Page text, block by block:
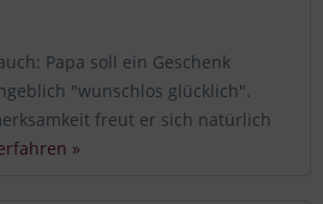
Papa soll ein Geschenk
"wunschlos glücklich".
freut er sich natürlich
»